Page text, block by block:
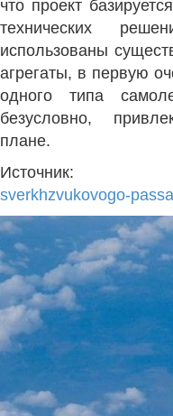
что проект
технических
использованы
агрегаты, в первую
одного типа
безусловно,
плане.
Источник:
sverkhzvukovogo-